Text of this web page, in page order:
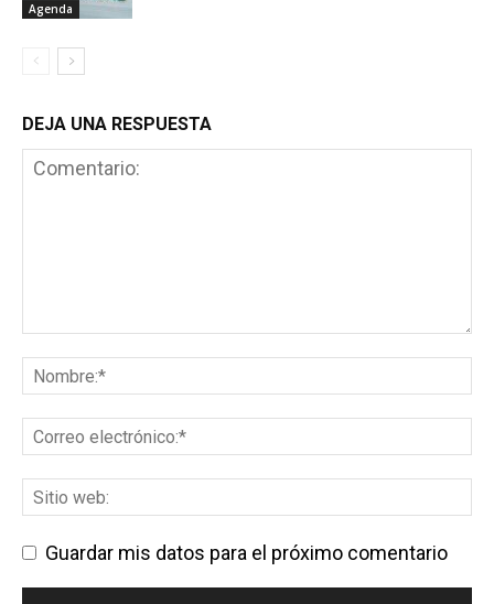
Agenda
DEJA UNA RESPUESTA
Guardar mis datos para el próximo comentario